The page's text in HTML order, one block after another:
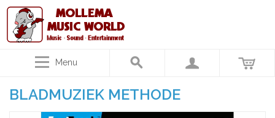
Menu
BLADMUZIEK METHODE